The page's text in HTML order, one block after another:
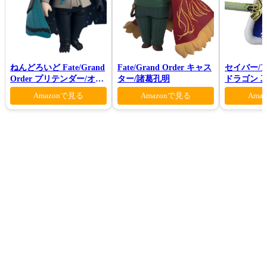
ねんどろいど Fate/Grand
Order プリテンダー/オベ
ロン ヴォーティガーン
Amazonで見る
Fate/Grand Order キャス
ター/諸葛孔明
Amazonで見る
セイバー/
ドラゴン